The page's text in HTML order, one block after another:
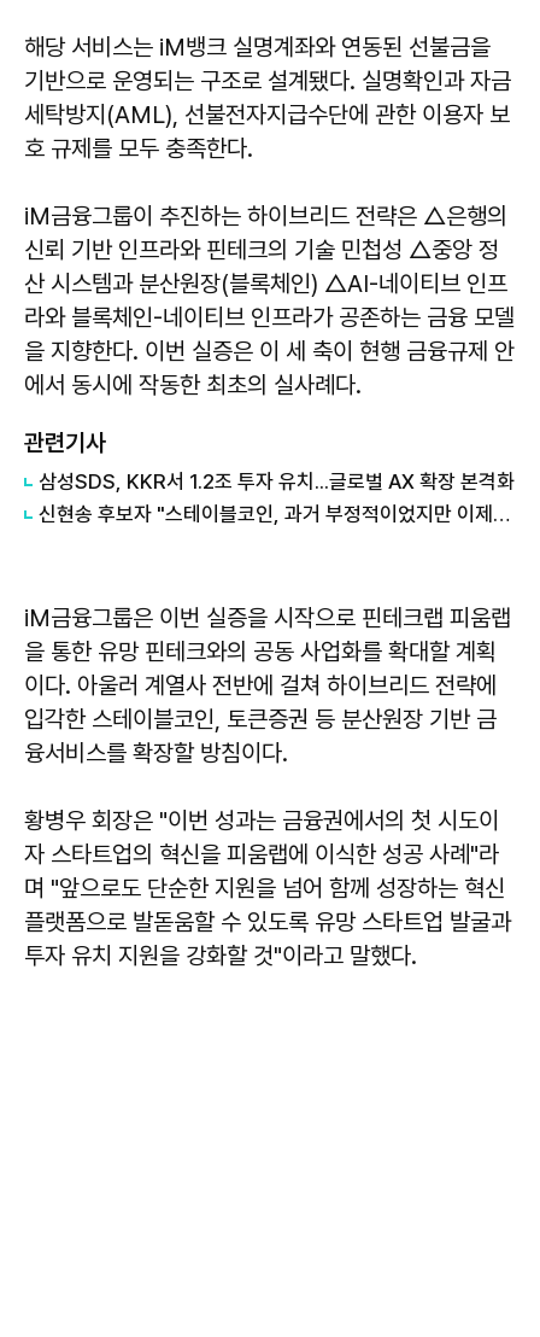
해당 서비스는 iM뱅크 실명계좌와 연동된 선불금을
기반으로 운영되는 구조로 설계됐다. 실명확인과 자금
세탁방지(AML), 선불전자지급수단에 관한 이용자 보
호 규제를 모두 충족한다.
iM금융그룹이 추진하는 하이브리드 전략은 △은행의
신뢰 기반 인프라와 핀테크의 기술 민첩성 △중앙 정
산 시스템과 분산원장(블록체인) △AI-네이티브 인프
라와 블록체인-네이티브 인프라가 공존하는 금융 모델
을 지향한다. 이번 실증은 이 세 축이 현행 금융규제 안
에서 동시에 작동한 최초의 실사례다.
관련기사
삼성SDS, KKR서 1.2조 투자 유치...글로벌 AX 확장 본격화
신현송 후보자 "스테이블코인, 과거 부정적이었지만 이제는 오픈돼"
iM금융그룹은 이번 실증을 시작으로 핀테크랩 피움랩
을 통한 유망 핀테크와의 공동 사업화를 확대할 계획
이다. 아울러 계열사 전반에 걸쳐 하이브리드 전략에
입각한 스테이블코인, 토큰증권 등 분산원장 기반 금
융서비스를 확장할 방침이다.
황병우 회장은 "이번 성과는 금융권에서의 첫 시도이
자 스타트업의 혁신을 피움랩에 이식한 성공 사례"라
며 "앞으로도 단순한 지원을 넘어 함께 성장하는 혁신
플랫폼으로 발돋움할 수 있도록 유망 스타트업 발굴과
투자 유치 지원을 강화할 것"이라고 말했다.